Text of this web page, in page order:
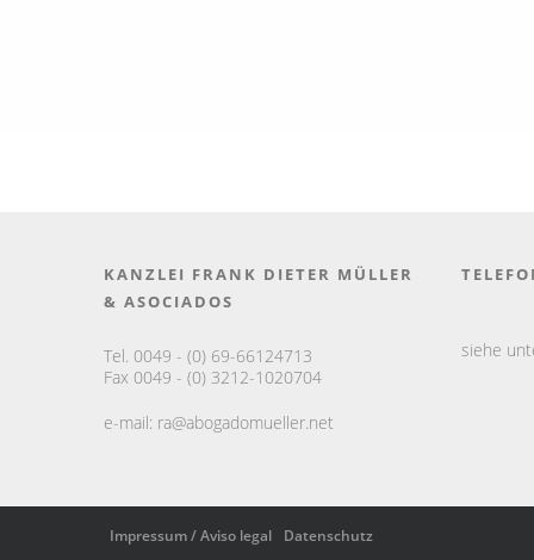
KANZLEI FRANK DIETER MÜLLER
& ASOCIADOS
Tel. 0049 - (0) 69-66124713
Fax 0049 - (0) 3212-1020704
e-mail: ra@abogadomueller.net
siehe
Impressum / Aviso legal Datenschutz